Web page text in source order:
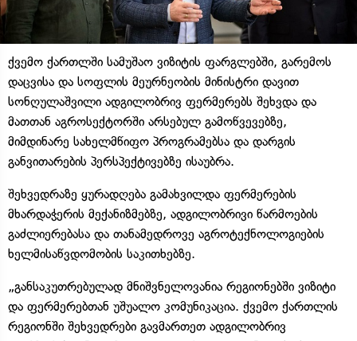
ქვემო ქართლში სამუშაო ვიზიტის ფარგლებში, გარემოს
დაცვისა და სოფლის მეურნეობის მინისტრი დავით
სონღულაშვილი ადგილობრივ ფერმერებს შეხვდა და
მათთან აგროსექტორში არსებულ გამოწვევებზე,
მიმდინარე სახელმწიფო პროგრამებსა და დარგის
განვითარების პერსპექტივებზე ისაუბრა.
შეხვედრაზე ყურადღება გამახვილდა ფერმერების
მხარდაჭერის მექანიზმებზე, ადგილობრივი წარმოების
გაძლიერებასა და თანამედროვე აგროტექნოლოგიების
ხელმისაწვდომობის საკითხებზე.
„განსაკუთრებულად მნიშვნელოვანია რეგიონებში ვიზიტი
და ფერმერებთან უშუალო კომუნიკაცია. ქვემო ქართლის
რეგიონში შეხვედრები გავმართეთ ადგილობრივ